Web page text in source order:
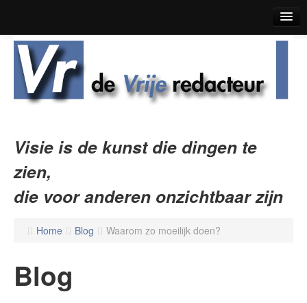
Home
Blog
Korte Verhalen
Over De Vrije Redacteur
Contact
Visie is de kunst die dingen te
zien,
die voor anderen onzichtbaar zijn
Home Blog Waarom zo moeilijk doen?
Blog